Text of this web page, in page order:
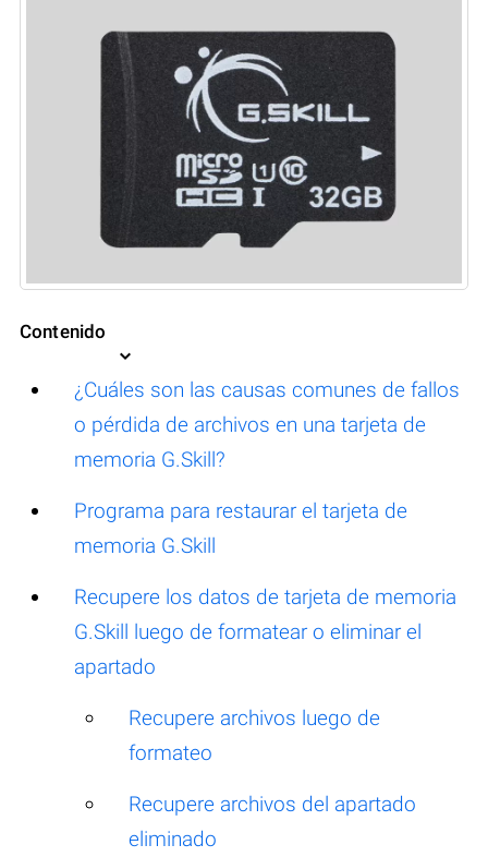
Contenido
¿Cuáles son las causas comunes de fallos
o pérdida de archivos en una tarjeta de
memoria G.Skill?
Programa para restaurar el tarjeta de
memoria G.Skill
Recupere los datos de tarjeta de memoria
G.Skill luego de formatear o eliminar el
apartado
Recupere archivos luego de
formateo
Recupere archivos del apartado
eliminado